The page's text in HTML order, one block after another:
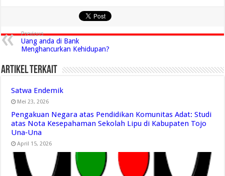
Previous
Uang anda di Bank
Menghancurkan Kehidupan?
Artikel Terkait
Satwa Endemik
Mei 23, 2026
Pengakuan Negara atas Pendidikan Komunitas Adat: Studi
atas Nota Kesepahaman Sekolah Lipu di Kabupaten Tojo
Una‑Una
April 15, 2026